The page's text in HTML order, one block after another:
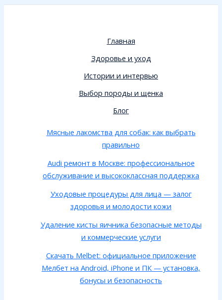
Главная
Здоровье и уход
Истории и интервью
Выбор породы и щенка
Блог
Мясные лакомства для собак: как выбрать
правильно
Audi ремонт в Москве: профессиональное
обслуживание и высококлассная поддержка
Уходовые процедуры для лица — залог
здоровья и молодости кожи
Удаление кисты яичника безопасные методы
и коммерческие услуги
Скачать Melbet: официальное приложение
Мелбет на Android, iPhone и ПК — установка,
бонусы и безопасность